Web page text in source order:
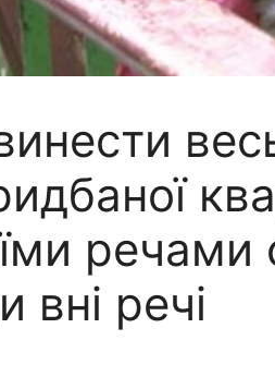
речами
вні речі